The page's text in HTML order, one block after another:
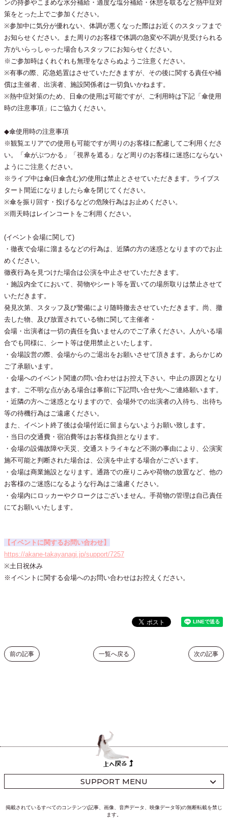
ンの持参やこまめな水分補給・適度な塩分補給・休憩を取るなど熱中症対
策をとった上でご参加ください。
※参加中に気分が優れない、体調が悪くなった際はお近くのスタッフまで
お知らせください。また周りのお客様で体調の急変や不調が見受けられる
方がいらっしゃった場合もスタッフにお知らせください。
※ご参加時はくれぐれも無理をなさらぬようご注意ください。
※有事の際、応急処置はさせていただきますが、その後に関する責任や補
償は主催者、出演者、施設関係者は一切負いかねます。
※熱中症対策のため、日傘の使用は可能ですが、ご利用時は下記「傘使用
時の注意事項」にご協力ください。
◆傘使用時の注意事項
※観覧エリアでの使用も可能ですが周りのお客様に配慮してご利用くださ
い。「傘がぶつかる」「視界を遮る」など周りのお客様に迷惑にならない
ようにご注意ください。
※ライブ中は傘(日傘含む)の使用は禁止とさせていただきます。ライブス
タート間近になりましたら傘を閉じてください。
※傘を振り回す・投げるなどの危険行為はお止めください。
※雨天時はレインコートをご利用ください。
(イベント会場に関して)
・徹夜で会場に溜まるなどの行為は、近隣の方の迷惑となりますのでお止
めください。
徹夜行為を見つけた場合は公演を中止させていただきます。
・施設内全てにおいて、荷物やシート等を置いての場所取りは禁止させて
いただきます。
発見次第、スタッフ及び警備により随時撤去させていただきます。尚、撤
去した物、及び放置されている物に関して主催者・
会場・出演者は一切の責任を負いませんのでご了承ください。人がいる場
合でも同様に、シート等は使用禁止といたします。
・会場設営の際、会場からのご退出をお願いさせて頂きます。あらかじめ
ご了承願います。
・会場へのイベント関連の問い合わせはお控え下さい。中止の原因となり
ます。ご不明な点がある場合は事前に下記問い合せ先へご連絡願います。
・近隣の方へご迷惑となりますので、会場外での出演者の入待ち、出待ち
等の待機行為はご遠慮ください。
また、イベント終了後は会場付近に留まらないようお願い致します。
・当日の交通費・宿泊費等はお客様負担となります。
・会場の設備故障や天災、交通ストライキなど不測の事由により、公演実
施不可能と判断された場合は、公演を中止する場合がございます。
・会場は商業施設となります。通路での座りこみや荷物の放置など、他の
お客様のご迷惑になるような行為はご遠慮ください。
・会場内にロッカーやクロークはございません。手荷物の管理は自己責任
にてお願いいたします。
【イベントに関するお問い合わせ】
https://akane-takayanagi.jp/support/7257
※土日祝休み
※イベントに関する会場へのお問い合わせはお控えください。
次の記事
一覧へ戻る
前の記事
SUPPORT MENU
掲載されているすべてのコンテンツ(記事、画像、音声データ、映像データ等)の無断転載を禁じ
ます。